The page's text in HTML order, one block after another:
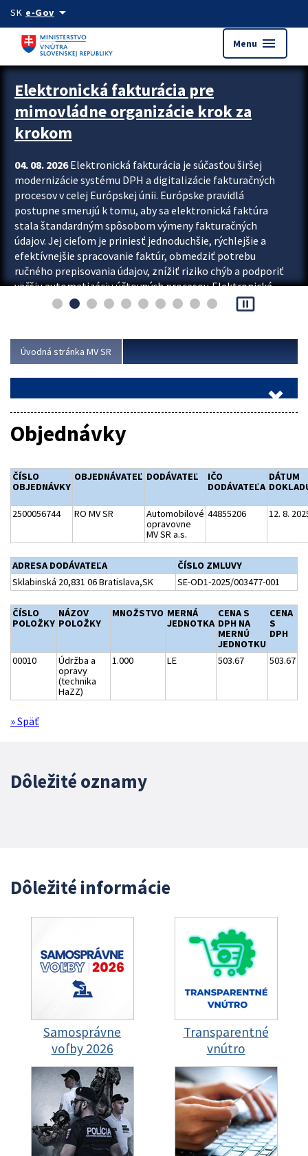
Preskocit na hlavný obsah
SK e-Govarrow_drop_down
Menu menu
Zastavit automatický posun upútavok
Elektronická fakturácia pre
mimovládne organizácie krok za
krokom
04. 08. 2026Elektronická fakturácia je súčasťou širšej
modernizácie systému DPH a digitalizácie fakturačných
procesov v celej Európskej únii. Európske pravidlá
postupne smerujú k tomu, aby sa elektronická faktúra
stala štandardným spôsobom výmeny fakturačných
údajov. Jej cieľom je priniesť jednoduchšie, rýchlejšie a
efektívnejšie spracovanie faktúr, obmedziť potrebu
ručného prepisovania údajov, znížiť riziko chýb a podporiť
väčšiu automatizáciu účtovných procesov. Elektronická
fakturácia preto nepredstavuje...
pause_presentation
Úvodná stránka MV SR
Objednávky
ČÍSLO
OBJEDNÁVKY
OBJEDNÁVATEĽ DODÁVATEĽ
IČO
DODÁVATEĽA
DÁTUM
2500056744 RO MV SR
Automobilové
opravovne
MV SR a.s.
44855206 12. 8.
ADRESA DODÁVATEĽA
ČÍSLO ZMLUVY
Sklabinská 20,831 06 Bratislava,SK
SE-OD1-2025/003477-001
ČÍSLO
POLOŽKY
NÁZOV
POLOŽKY
MNOŽSTVO MERNÁ
JEDNOTKA
CENA S
DPH NA
MERNÚ
JEDNOTKU
CENA
S
DPH
00010
Údržba a
opravy
(technika
HaZZ)
1.000 LE 503.67 503.67
» Späť
Dôležité oznamy
Dôležité informácie
Samosprávne
voľby 2026
Transparentné
vnútro